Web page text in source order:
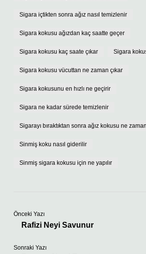
Sigara içtikten sonra ağız nasıl temizlenir
Sigara kokusu ağızdan kaç saatte geçer
Sigara kokusu kaç saate çıkar Sigara
Sigara kokusu vücuttan ne zaman çıkar
Sigara kokusunu en hızlı ne geçirir
Sigara ne kadar sürede temizlenir
Sigarayı bıraktıktan sonra ağız kokusu ne
Sinmiş koku nasıl giderilir
Sinmiş sigara kokusu için ne yapılır
Önceki Yazı
Rafizi Neyi Savunur
Sonraki Yazı